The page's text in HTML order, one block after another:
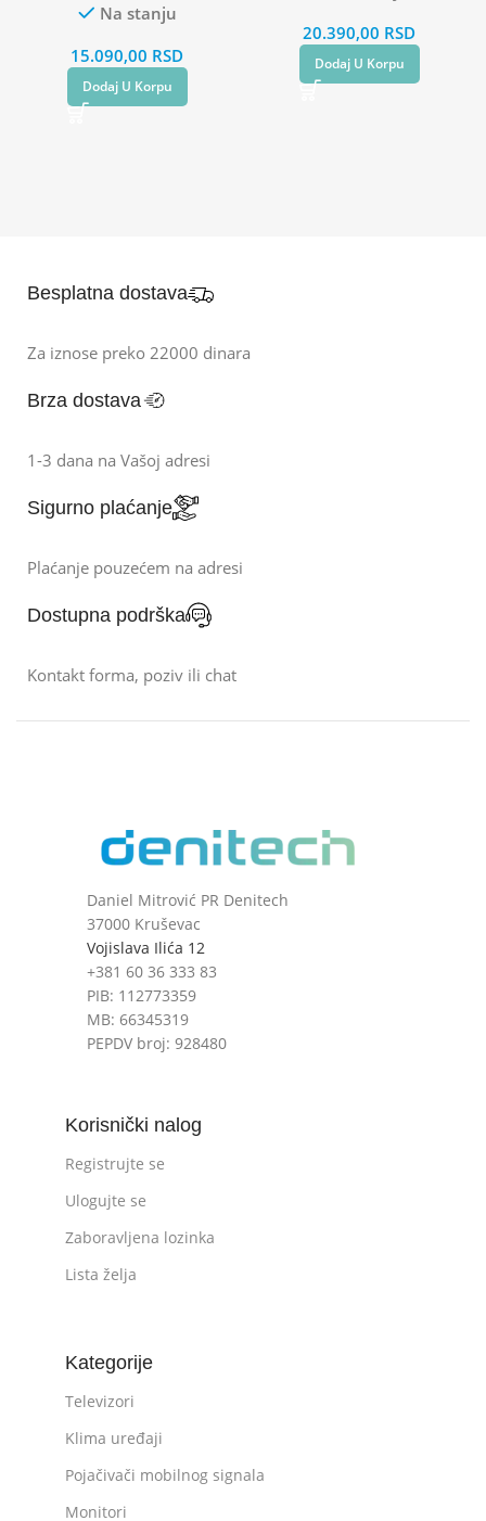
Na stanju
15.090,00 RSD
Dodaj U Korpu
20.390,00 RSD
Dodaj U Korpu
Besplatna dostava
Za iznose preko 22000 dinara
Brza dostava
1-3 dana na Vašoj adresi
Sigurno plaćanje
Plaćanje pouzećem na adresi
Dostupna podrška
Kontakt forma, poziv ili chat
Daniel Mitrović PR Denitech
37000 Kruševac
Vojislava Ilića 12
+381 60 36 333 83
PIB: 112773359
MB: 66345319
PEPDV broj: 928480
Korisnički nalog
Registrujte se
Ulogujte se
Zaboravljena lozinka
Lista želja
Kategorije
Televizori
Klima uređaji
Pojačivači mobilnog signala
Monitori